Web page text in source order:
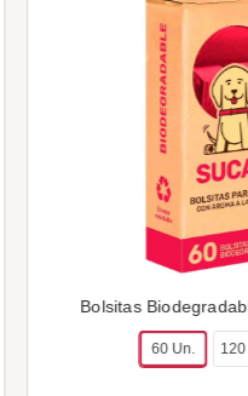
Bolsitas
60 Un.